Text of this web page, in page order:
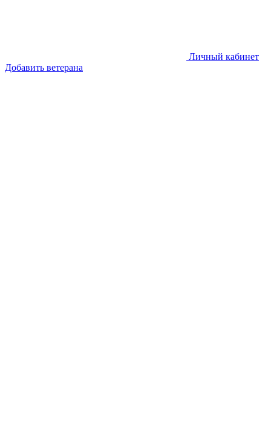
Личный кабинет
Добавить ветерана